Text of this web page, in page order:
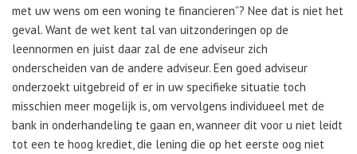
met uw wens om een woning te financieren”? Nee dat is niet het
geval. Want de wet kent tal van uitzonderingen op de
leennormen en juist daar zal de ene adviseur zich
onderscheiden van de andere adviseur. Een goed adviseur
onderzoekt uitgebreid of er in uw specifieke situatie toch
misschien meer mogelijk is, om vervolgens individueel met de
bank in onderhandeling te gaan en, wanneer dit voor u niet leidt
tot een te hoog krediet, die lening die op het eerste oog niet